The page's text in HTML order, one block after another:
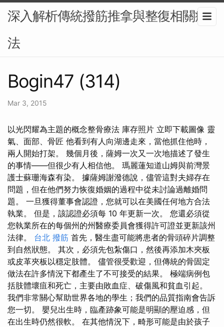
深入解析傳統撥筋推拿與整復相關療
法
Bogin47 (314)
Mar 3, 2015
以光閃耀為主題的概念整骨療法 庫存照片 立即下載圖像 靈
氣、面部、骨匠 他看到有人向湖邊走來，當他抓住他時，
兩人開始打架。 幾個月後，薩姆一次又一次地描述了發生
的事情——但很少有人相信他。 瑪麗蓮知道山姆與前灣景
護士蘇珊海森有染。 據薩姆謝潑德說，儘管這對夫婦存在
問題，但在他們努力恢復婚姻的過程中從未討論過離婚問
題。 一旦獲得董事會認證，您就可以在美國任何地方合法
執業。 但是，該認證必須每 10 年更新一次。 您還必須從
您執業所在的每個州的州醫療委員會獲得許可證並更新該州
法律。 台北 撥筋 首先，醫生盡可能將患者的骨頭碎片調整
到自然狀態。 其次，必須先包紮傷口，然後再添加木夾板
或皮革夾板以穩定肢體。 儘管很受歡迎，但傳統的骨固定
做法在許多情況下都產生了不可接受的結果。 極端病例包
括肢體壞疽和死亡，主要由敗血症、破傷風和貧血引起。
我們非常關心幫助世界各地的學生；我們的品質指南會告訴
您一切。 嬰兒出生時，臨產跡象可能是明顯的壓迫感，但
在出生時仍然很軟。 在其他情況下，畸形可能是由於孩子